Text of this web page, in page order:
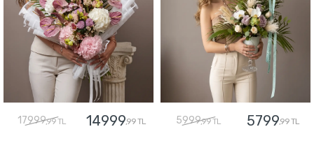
17999,99 TL 14999,99 TL 5999,99 TL 5799,99 TL